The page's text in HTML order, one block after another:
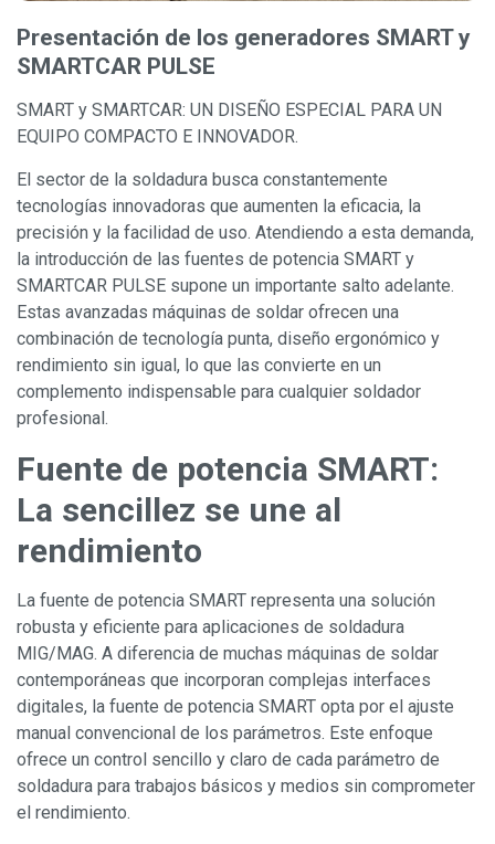
Presentación de los generadores SMART y
SMARTCAR PULSE
SMART y SMARTCAR: UN DISEÑO ESPECIAL PARA UN
EQUIPO COMPACTO E INNOVADOR.
El sector de la soldadura busca constantemente
tecnologías innovadoras que aumenten la eficacia, la
precisión y la facilidad de uso. Atendiendo a esta demanda,
la introducción de las fuentes de potencia SMART y
SMARTCAR PULSE supone un importante salto adelante.
Estas avanzadas máquinas de soldar ofrecen una
combinación de tecnología punta, diseño ergonómico y
rendimiento sin igual, lo que las convierte en un
complemento indispensable para cualquier soldador
profesional.
Fuente de potencia SMART:
La sencillez se une al
rendimiento
La fuente de potencia SMART representa una solución
robusta y eficiente para aplicaciones de soldadura
MIG/MAG. A diferencia de muchas máquinas de soldar
contemporáneas que incorporan complejas interfaces
digitales, la fuente de potencia SMART opta por el ajuste
manual convencional de los parámetros. Este enfoque
ofrece un control sencillo y claro de cada parámetro de
soldadura para trabajos básicos y medios sin comprometer
el rendimiento.